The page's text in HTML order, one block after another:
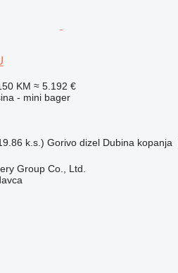
KM ≈ 5.192 €
- mini bager
k.s.) Gorivo dizel Dubina kopanja
Group Co., Ltd.